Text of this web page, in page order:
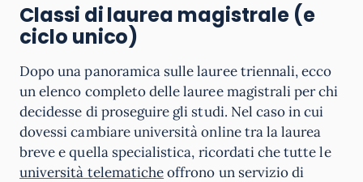
Classi di laurea magistrale (e
ciclo unico)
Dopo una panoramica sulle lauree triennali, ecco
un elenco completo delle lauree magistrali per chi
decidesse di proseguire gli studi. Nel caso in cui
dovessi cambiare università online tra la laurea
breve e quella specialistica, ricordati che tutte le
università telematicheoffrono un servizio di